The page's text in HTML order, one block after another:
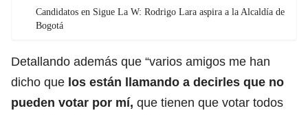
Candidatos en Sigue La W: Rodrigo Lara aspira a la Alcaldía de
Bogotá
Detallando además que “varios amigos me han
dicho que los están llamando a decirles que no
pueden votar por mí, que tienen que votar todos